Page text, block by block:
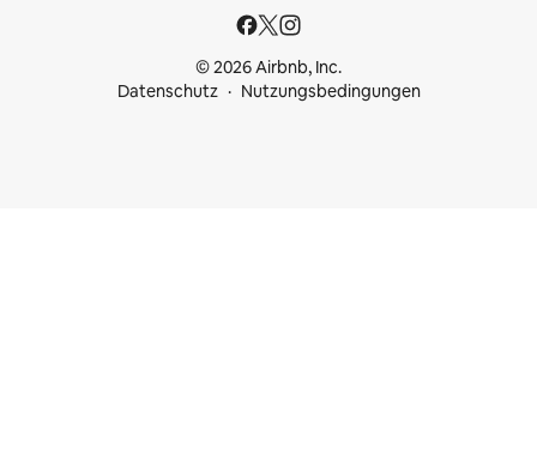
© 2026 Airbnb, Inc.
Datenschutz
Nutzungsbedingungen